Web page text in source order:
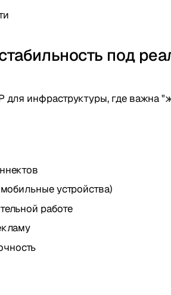
под
для инфраструктуры, где важна
устройства)
работе